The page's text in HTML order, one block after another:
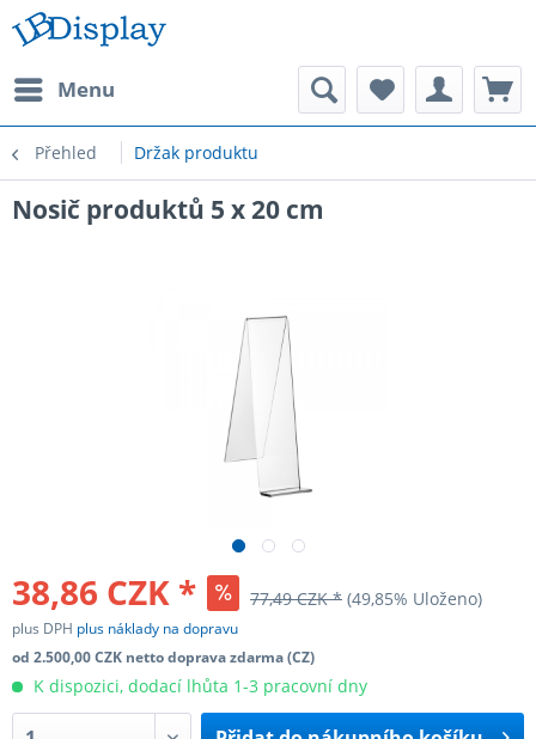
Menu
Přehled Držak produktu
Nosič produktů 5 x 20 cm
38,86 CZK * 77,49 CZK * (49,85% Uloženo)
plus DPH plus náklady na dopravu
od 2.500,00 CZK netto doprava zdarma (CZ)
K dispozici, dodací lhůta 1-3 pracovní dny